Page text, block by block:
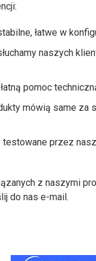
łatwe w
naszych
pomoc
mówią same
testowane przez
z naszymi
do nas e-mail.